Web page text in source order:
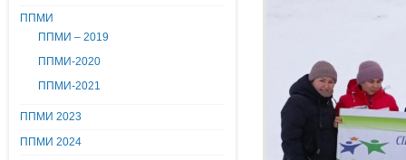
ППМИ
ППМИ – 2019
ППМИ-2020
ППМИ-2021
ППМИ 2023
ППМИ 2024